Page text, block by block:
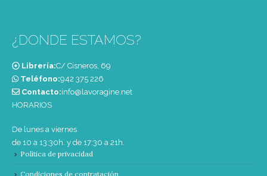
¿DONDE ESTAMOS?
Librería:C/ Cisneros, 69
Teléfono:‭942 375 226‬
Contacto:info@lavoragine.net
HORARIOS
De lunes a viernes
de 10 a 13:30h. y de 17:30 a 21h.
Política de privacidad
Condiciones de contratación